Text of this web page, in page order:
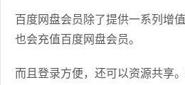
百度网盘会员除了提供一系列增
也会充值百度网盘会员。
而且登录方便，还可以资源共享